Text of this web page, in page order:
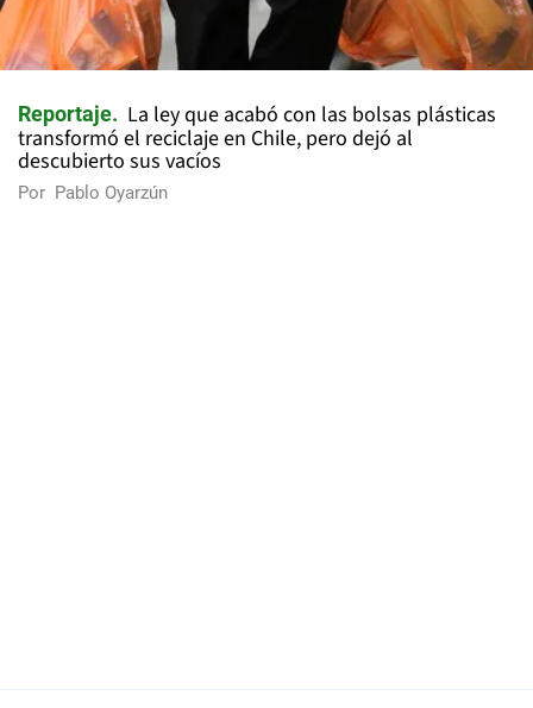
Reportaje
La ley que acabó con las bolsas plásticas
transformó el reciclaje en Chile, pero dejó al
descubierto sus vacíos
Por Pablo Oyarzún